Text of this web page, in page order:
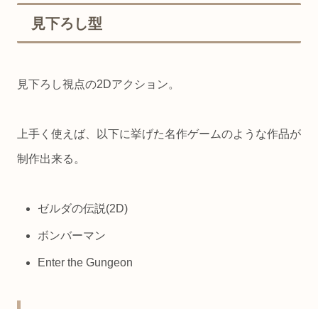
見下ろし型
見下ろし視点の2Dアクション。
上手く使えば、以下に挙げた名作ゲームのような作品が
制作出来る。
ゼルダの伝説(2D)
ボンバーマン
Enter the Gungeon